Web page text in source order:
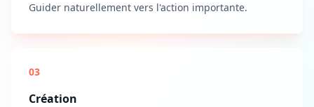
Guider naturellement vers l'action importante.
03
Création